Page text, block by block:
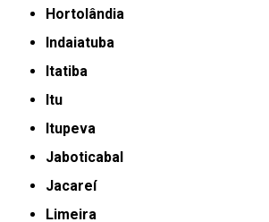
Hortolândia
Indaiatuba
Itatiba
Itu
Itupeva
Jaboticabal
Jacareí
Limeira